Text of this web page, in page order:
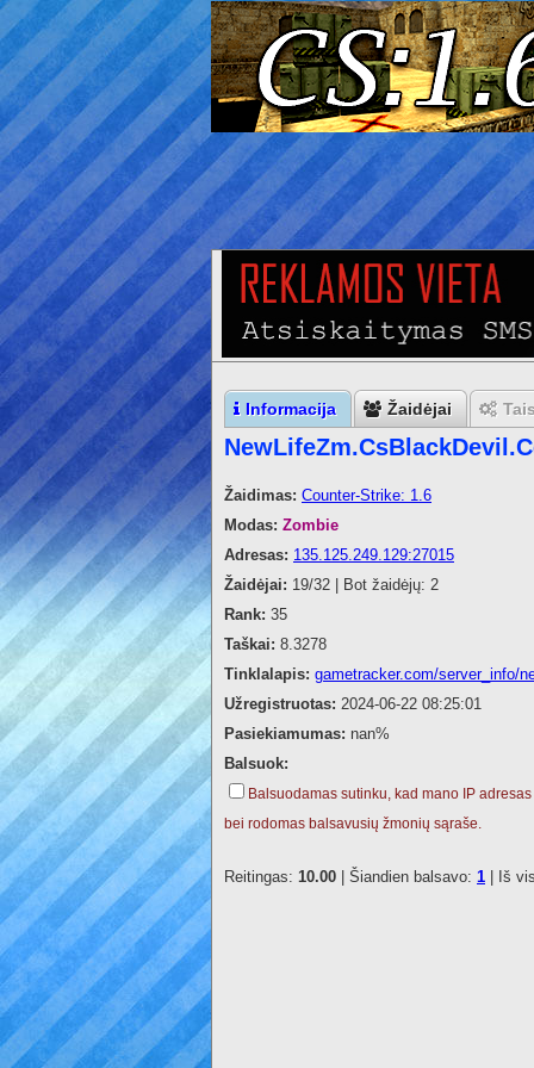
Informacija Žaidėjai
Žaidimas: Counter-Strike: 1.6
Modas: Zombie
Adresas: 135.125.249.129:27015
Žaidėjai: 19/32 | Bot žaidėjų: 2
Rank: 35
Taškai: 8.3278
Tinklalapis: gametracker.com/server_info/
Užregistruotas: 2024-06-22 08:25:01
Pasiekiamumas: nan%
Balsuok:
Balsuodamas sutinku, kad mano IP
bei rodomas balsavusių žmonių sąraše.
Reitingas: 10.00 | Šiandien balsavo: 1 | Iš